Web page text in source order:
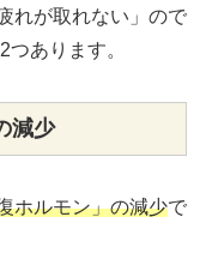
れが取れない」ので
あります。
減少
ホルモン」の減少で